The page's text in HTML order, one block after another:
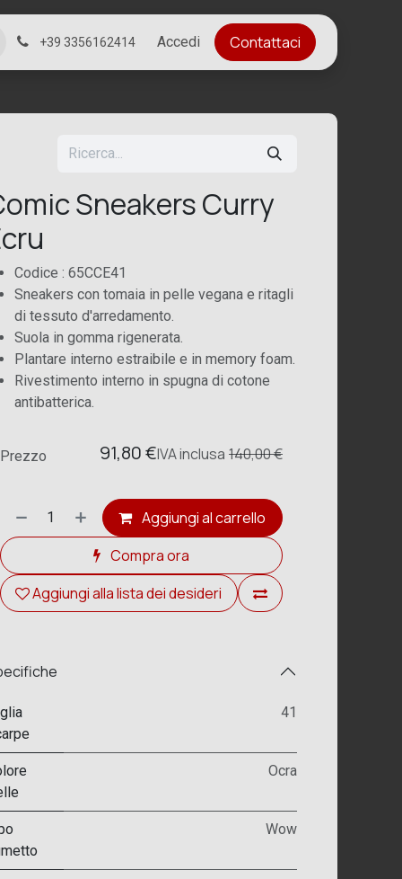
+39 3356162414 Accedi Contattaci
Sneakers Curry
Codice : 65CCE41
Sneakers con tomaia in pelle vegana e ritagli
di tessuto d'arredamento.
Suola in gomma rigenerata.
Plantare interno estraibile e in memory foam.
Rivestimento interno in spugna di cotone
antibatterica.
Aggiungi al carrello
Compra ora
Aggiungi alla lista dei desideri
Prezzo 91,80€IVAinclusa 140,00€
41
Ocra
Wow